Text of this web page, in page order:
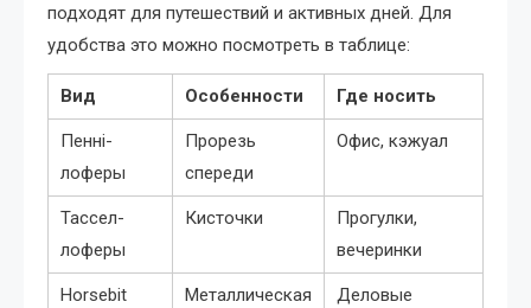
подходят для путешествий и активных дней. Для
удобства это можно посмотреть в таблице:
Вид Особенности Где носить
Пенні-
лоферы
Прорезь
спереди
Офис, кэжуал
Тассел-
лоферы
Кисточки
Прогулки,
вечеринки
Horsebit
Металлическая
Деловые